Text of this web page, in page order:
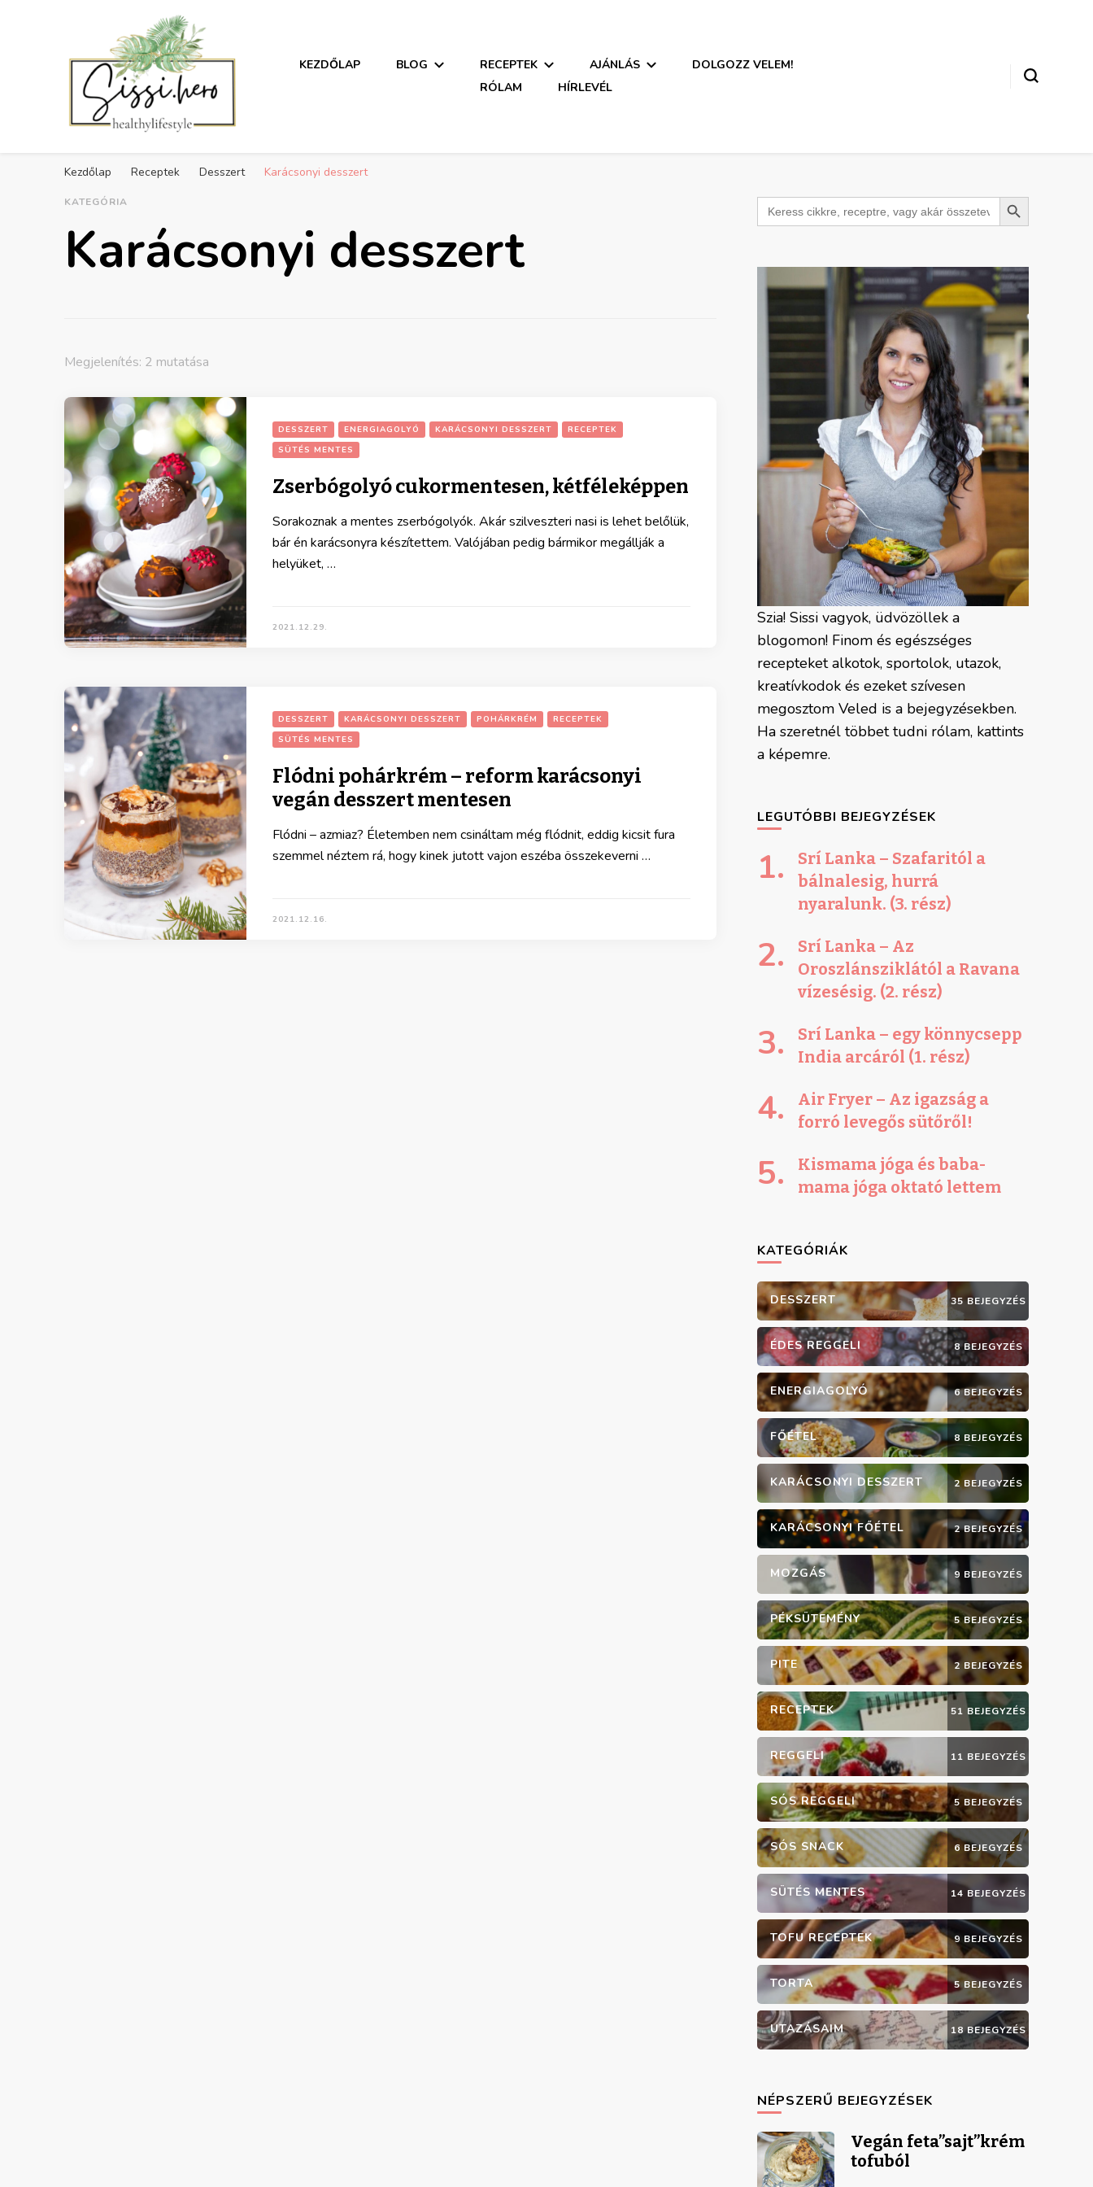
Egészséges életmód inspiráció
KEZDŐLAP BLOG RECEPTEK AJÁNLÁS
DOLGOZZ VELEM!
RÓLAM
HÍRLEVÉL
Kezdőlap Receptek Desszert Karácsonyi desszert
KATEGÓRIA
Karácsonyi desszert
Megjelenítés: 2 mutatása
DESSZERT ENERGIAGOLYÓ KARÁCSONYI DESSZERT
RECEPTEK
SÜTÉS MENTES
Zserbógolyó cukormentesen, kétféleképpen
Sorakoznak a mentes zserbógolyók. Akár szilveszteri nasi is lehet belőlük,
bár én karácsonyra készítettem. Valójában pedig bármikor megállják a
helyüket, …
2021.12.29.
DESSZERT KARÁCSONYI DESSZERT POHÁRKRÉM
RECEPTEK
SÜTÉS MENTES
Flódni pohárkrém – reform karácsonyi
vegán desszert mentesen
Flódni – azmiaz? Életemben nem csináltam még flódnit, eddig kicsit fura
szemmel néztem rá, hogy kinek jutott vajon eszéba összekeverni …
2021.12.16.
Search
for:
Search Button
Szia! Sissi vagyok, üdvözöllek a
blogomon! Finom és egészséges
recepteket alkotok, sportolok, utazok,
kreatívkodok és ezeket szívesen
megosztom Veled is a bejegyzésekben.
Ha szeretnél többet tudni rólam, kattints
a képemre.
LEGUTÓBBI BEJEGYZÉSEK
Srí Lanka – Szafaritól a
bálnalesig, hurrá
nyaralunk. (3. rész)
Srí Lanka – Az
Oroszlánsziklától a Ravana
vízesésig. (2. rész)
Srí Lanka – egy könnycsepp
India arcáról (1. rész)
Air Fryer – Az igazság a
forró levegős sütőről!
Kismama jóga és baba-
mama jóga oktató lettem
KATEGÓRIÁK
DESSZERT 35 BEJEGYZÉS
ÉDES REGGELI 8 BEJEGYZÉS
ENERGIAGOLYÓ 6 BEJEGYZÉS
FŐÉTEL 8 BEJEGYZÉS
KARÁCSONYI DESSZERT 2 BEJEGYZÉS
KARÁCSONYI FŐÉTEL 2 BEJEGYZÉS
MOZGÁS 9 BEJEGYZÉS
PÉKSÜTEMÉNY 5 BEJEGYZÉS
PITE 2 BEJEGYZÉS
RECEPTEK 51 BEJEGYZÉS
REGGELI 11 BEJEGYZÉS
SÓS REGGELI 5 BEJEGYZÉS
SÓS SNACK 6 BEJEGYZÉS
SÜTÉS MENTES 14 BEJEGYZÉS
TOFU RECEPTEK 9 BEJEGYZÉS
TORTA 5 BEJEGYZÉS
UTAZÁSAIM 18 BEJEGYZÉS
NÉPSZERŰ BEJEGYZÉSEK
Vegán feta”sajt”krém
tofuból